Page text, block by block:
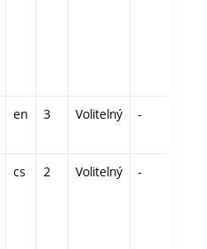
en 3 Volitelný -
cs 2 Volitelný -